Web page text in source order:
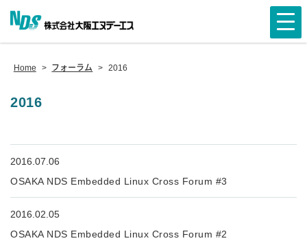
Home > フォーラム > 2016
2016
OSAKA NDS Embedded Linux Cross Forum #3
2016.07.06
OSAKA NDS Embedded Linux Cross Forum #2
2016.02.05